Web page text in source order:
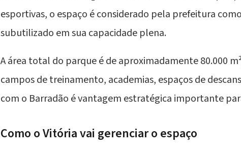
esportivas, o espaço é considerado pela prefeitura
subutilizado em sua capacidade plena.
A área total do parque é de aproximadamente 80.000
campos de treinamento, academias, espaços de
com o Barradão é vantagem estratégica importante
Como o Vitória vai gerenciar o espaço